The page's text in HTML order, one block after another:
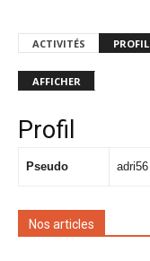
ACTIVITÉS PROFIL
AFFICHER
Profil
Pseudo adri56
Nos articles